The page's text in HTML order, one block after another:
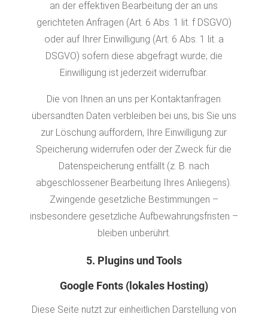
an der effektiven Bearbeitung der an uns
gerichteten Anfragen (Art. 6 Abs. 1 lit. f DSGVO)
oder auf Ihrer Einwilligung (Art. 6 Abs. 1 lit. a
DSGVO) sofern diese abgefragt wurde; die
Einwilligung ist jederzeit widerrufbar.
Die von Ihnen an uns per Kontaktanfragen
übersandten Daten verbleiben bei uns, bis Sie uns
zur Löschung auffordern, Ihre Einwilligung zur
Speicherung widerrufen oder der Zweck für die
Datenspeicherung entfällt (z. B. nach
abgeschlossener Bearbeitung Ihres Anliegens).
Zwingende gesetzliche Bestimmungen –
insbesondere gesetzliche Aufbewahrungsfristen –
bleiben unberührt.
5. Plugins und Tools
Google Fonts (lokales Hosting)
Diese Seite nutzt zur einheitlichen Darstellung von